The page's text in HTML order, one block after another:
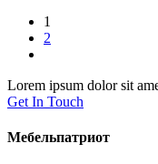
1
2
Lorem ipsum dolor sit
Get In Touch
Мебельпатриот